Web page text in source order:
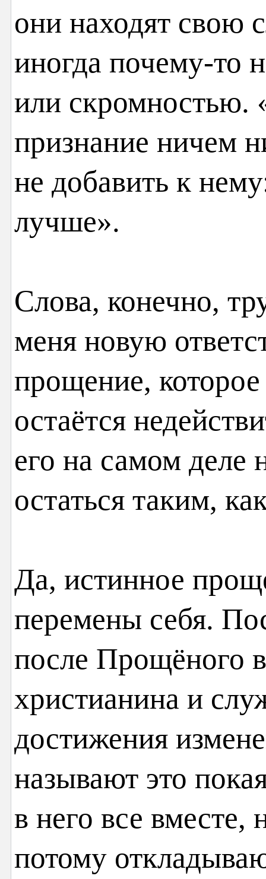
они находят свою
иногда почему-то
или скромностью.
признание ничем
не добавить к
лучше».
Слова, конечно,
меня новую
прощение,
остаётся
его на самом
остаться таким,
Да, истинное
перемены себя.
после Прощёного
христианина и
достижения
называют это
в него все вместе,
потому